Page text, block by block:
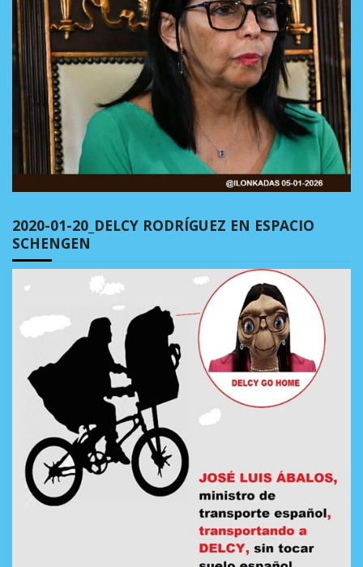
2020-01-20_DELCY RODRÍGUEZ EN ESPACIO
SCHENGEN